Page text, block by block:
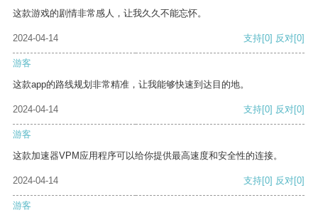
这款游戏的剧情非常感人，让我久久不能忘怀。
2024-04-14 支持[0] 反对[0]
游客
这款app的路线规划非常精准，让我能够快速到达目的地。
2024-04-14 支持[0] 反对[0]
游客
这款加速器VPM应用程序可以给你提供最高速度和安全性的连接。
2024-04-14 支持[0] 反对[0]
游客